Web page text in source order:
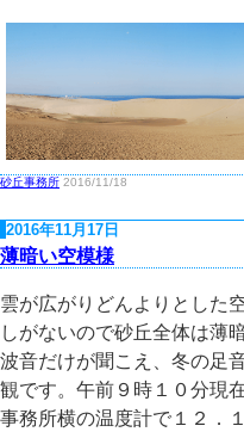
砂丘事務所 2016/11/18
2016年11月17日
薄暗い空模様
雲が広がりどんよりとした
しがないので砂丘全体は薄
波音だけが聞こえ、冬の足
観です。午前９時１０分現
事務所横の温度計で１２．